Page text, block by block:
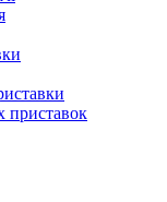
приставок